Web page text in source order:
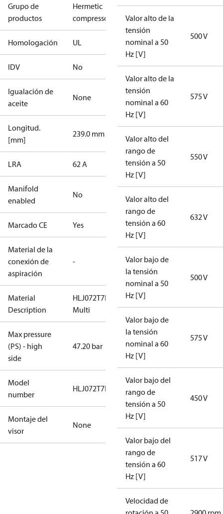
Grupo de
productos
Hermetic
compressors
Homologación UL
IDV No
Igualación de
aceite
None
Longitud.
[mm]
239.0 mm
LRA 62 A
Manifold
enabled
No
Marcado CE Yes
Material de la
conexión de
aspiración
-
Material
Description
HLJ072T7LC6A-
Multi
Max pressure
(PS) - high
side
47.20 bar
Model
number
HLJ072T7LC6A
Montaje del
visor
None
Valor alto de la
tensión
nominal a 50
Hz [V]
500 V
Valor alto de la
tensión
nominal a 60
Hz [V]
575 V
Valor alto del
rango de
tensión a 50
Hz [V]
550 V
Valor alto del
rango de
tensión a 60
Hz [V]
632 V
Valor bajo de
la tensión
nominal a 50
Hz [V]
500 V
Valor bajo de
la tensión
nominal a 60
Hz [V]
575 V
Valor bajo del
rango de
tensión a 50
Hz [V]
450 V
Valor bajo del
rango de
tensión a 60
Hz [V]
517 V
Velocidad de